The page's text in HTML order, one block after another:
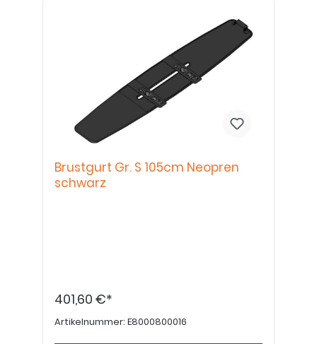
Brustgurt Gr. S 105cm Neopren
schwarz
401,60 €*
Artikelnummer: E8000800016